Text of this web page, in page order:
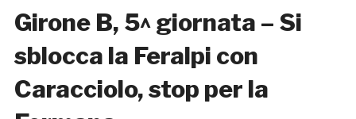
Girone B, 5^ giornata – Si
sblocca la Feralpi con
Caracciolo, stop per la